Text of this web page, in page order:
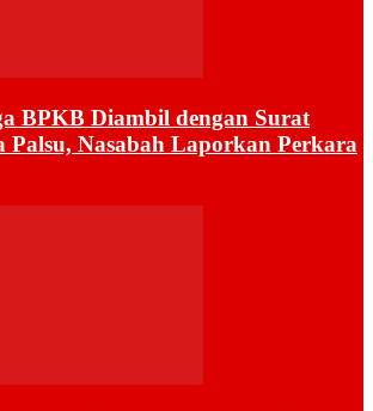
BPKB Diambil dengan Surat
Palsu, Nasabah Laporkan Perkara